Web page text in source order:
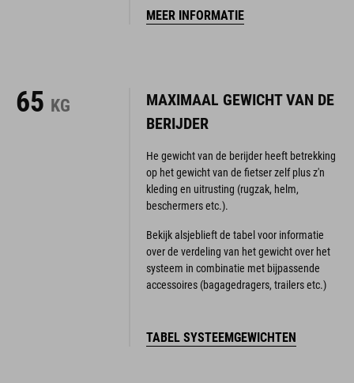
MEER INFORMATIE
65 KG
MAXIMAAL GEWICHT VAN DE
BERIJDER
He gewicht van de berijder heeft betrekking
op het gewicht van de fietser zelf plus z'n
kleding en uitrusting (rugzak, helm,
beschermers etc.).
Bekijk alsjeblieft de tabel voor informatie
over de verdeling van het gewicht over het
systeem in combinatie met bijpassende
accessoires (bagagedragers, trailers etc.)
TABEL SYSTEEMGEWICHTEN